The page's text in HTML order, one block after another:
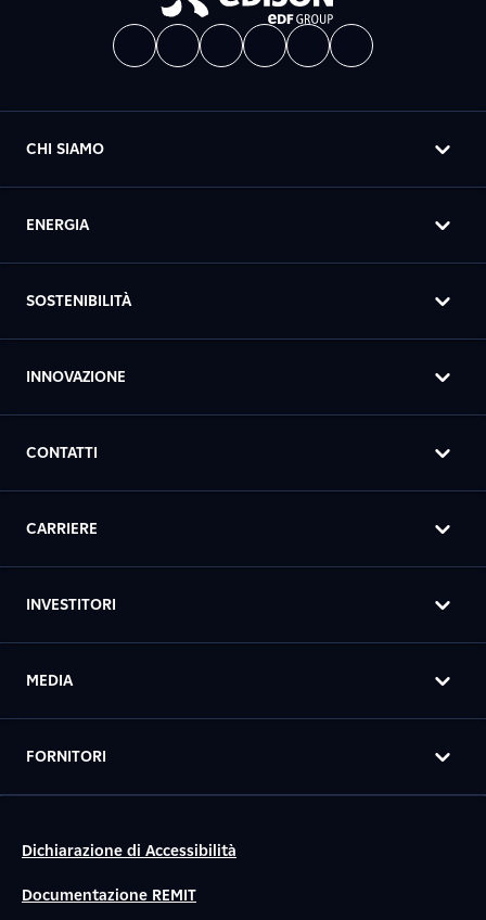
CHI SIAMO
ENERGIA
SOSTENIBILITÀ
INNOVAZIONE
CONTATTI
CARRIERE
INVESTITORI
MEDIA
FORNITORI
Dichiarazione di Accessibilità
Documentazione REMIT